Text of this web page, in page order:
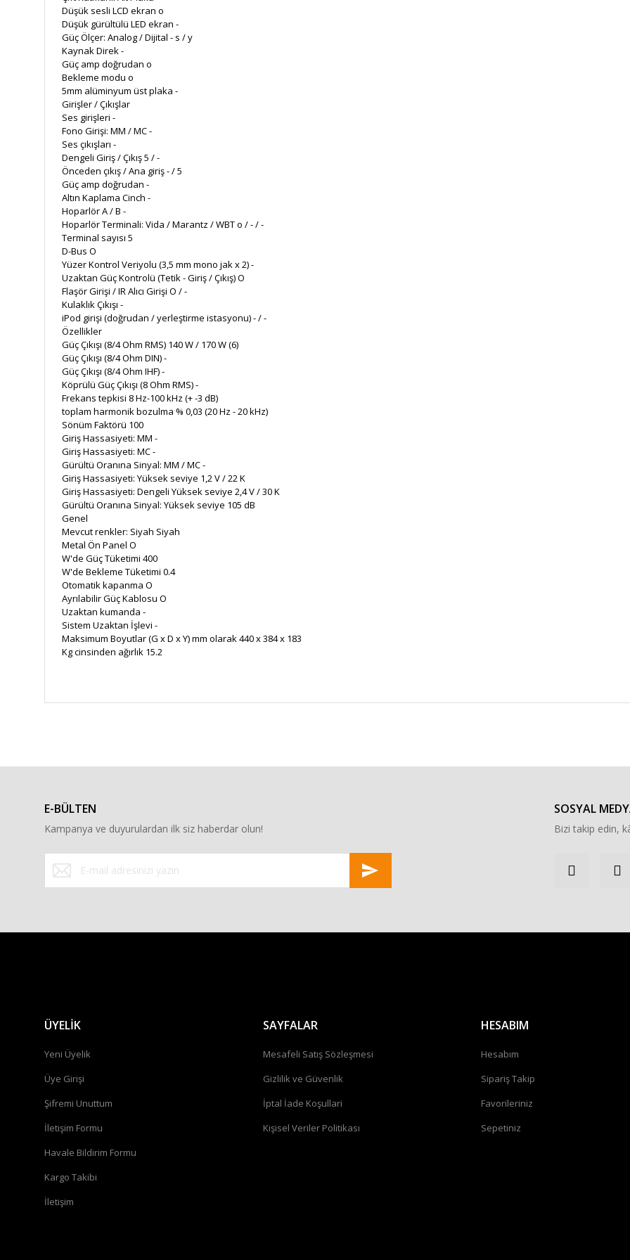
Düşük sesli LCD ekran o
Düşük gürültülü LED ekran -
Güç Ölçer: Analog / Dijital - s / y
Kaynak Direk -
Güç amp doğrudan o
Bekleme modu o
5mm alüminyum üst plaka -
Girişler / Çıkışlar
Ses girişleri -
Fono Girişi: MM / MC -
Ses çıkışları -
Dengeli Giriş / Çıkış 5 / -
Önceden çıkış / Ana giriş - / 5
Güç amp doğrudan -
Altın Kaplama Cinch -
Hoparlör A / B -
Hoparlör Terminali: Vida / Marantz / WBT o / - / -
Terminal sayısı 5
D-Bus O
Yüzer Kontrol Veriyolu (3,5 mm mono jak x 2) -
Uzaktan Güç Kontrolü (Tetik - Giriş / Çıkış) O
Flaşör Girişi / IR Alıcı Girişi O / -
Kulaklık Çıkışı -
iPod girişi (doğrudan / yerleştirme istasyonu) - / -
Özellikler
Güç Çıkışı (8/4 Ohm RMS) 140 W / 170 W (6)
Güç Çıkışı (8/4 Ohm DIN) -
Güç Çıkışı (8/4 Ohm IHF) -
Köprülü Güç Çıkışı (8 Ohm RMS) -
Frekans tepkisi 8 Hz-100 kHz (+ -3 dB)
toplam harmonik bozulma % 0,03 (20 Hz - 20 kHz)
Sönüm Faktörü 100
Giriş Hassasiyeti: MM -
Giriş Hassasiyeti: MC -
Gürültü Oranına Sinyal: MM / MC -
Giriş Hassasiyeti: Yüksek seviye 1,2 V / 22 K
Giriş Hassasiyeti: Dengeli Yüksek seviye 2,4 V / 30 K
Gürültü Oranına Sinyal: Yüksek seviye 105 dB
Genel
Mevcut renkler: Siyah Siyah
Metal Ön Panel O
W'de Güç Tüketimi 400
W'de Bekleme Tüketimi 0.4
Otomatik kapanma O
Ayrılabilir Güç Kablosu O
Uzaktan kumanda -
Sistem Uzaktan İşlevi -
Maksimum Boyutlar (G x D x Y) mm olarak 440 x 384 x 183
Kg cinsinden ağırlık 15.2
Ürün bilgilerinde hatalar bulunuyor.
Ürün fiyatı diğer sitelerden daha pahalı.
Bu ürüne benzer farklı alternatifler olmalı.
E-BÜLTEN
Kampanya ve duyurulardan ilk siz haberdar olun!
SOSYAL
Bizi takip edin,
ÜYELİK
Yeni Üyelik
Üye Girişi
Şifremi Unuttum
İletişim Formu
Havale Bildirim Formu
Kargo Takibi
İletişim
SAYFALAR
Mesafeli Satış Sözleşmesi
Gizlilik ve Güvenlik
İptal İade Koşullari
Kişisel Veriler Politikası
HESABIM
Hesabım
Sipariş Takip
Favorileriniz
Sepetiniz